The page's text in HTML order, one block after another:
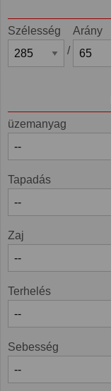
Szélesség
/
Arány
üzemanyag
Tapadás
Zaj
Terhelés
Sebesség